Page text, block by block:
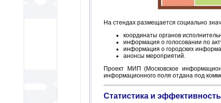
На стендах размещается социально
координаты органов
информация о голосовании по
информация о городских
анонсы мероприятий.
Проект МИП (Московское
информационного поля отдана под
Статистика и